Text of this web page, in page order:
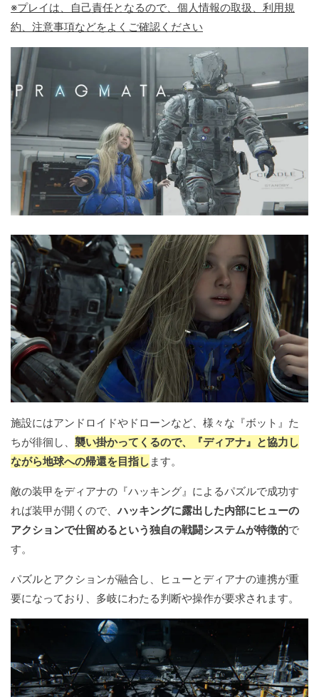
※プレイは、自己責任となるので、個人情報の取扱、利用規
約、注意事項などをよくご確認ください
施設にはアンドロイドやドローンなど、様々な『ボット』た
ちが徘徊し、 襲い掛かってくるので、『ディアナ』と協力し
ながら地球への帰還を目指し ます。
敵の装甲をディアナの『ハッキング』によるパズルで成功す
れば装甲が開くので、ハッキングに露出した内部にヒューの
アクションで仕留めるという独自の戦闘システムが特徴的で
す。
パズルとアクションが融合し、ヒューとディアナの連携が重
要になっており、多岐にわたる判断や操作が要求されます。